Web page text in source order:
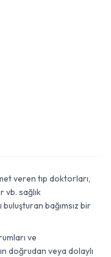
veren tıp doktorları,
sağlık
bağımsız bir
ve
doğrudan veya dolaylı